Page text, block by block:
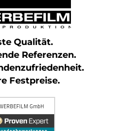
Qualität.
Referenzen.
Festpreise.